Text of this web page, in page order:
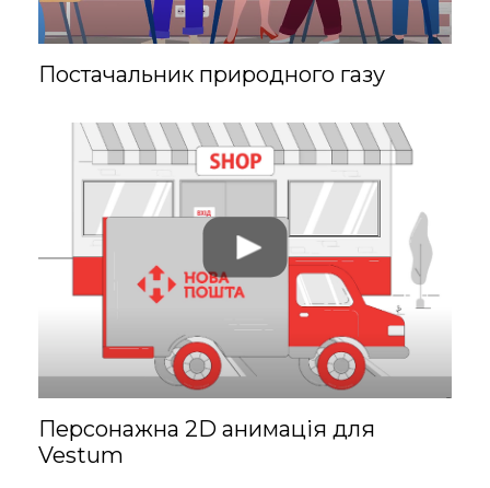
Постачальник природного газу
Персонажна 2D анимація для
Vestum
Анастасія
нестандартні ідеї
та контролює
створення всіх
компонентів